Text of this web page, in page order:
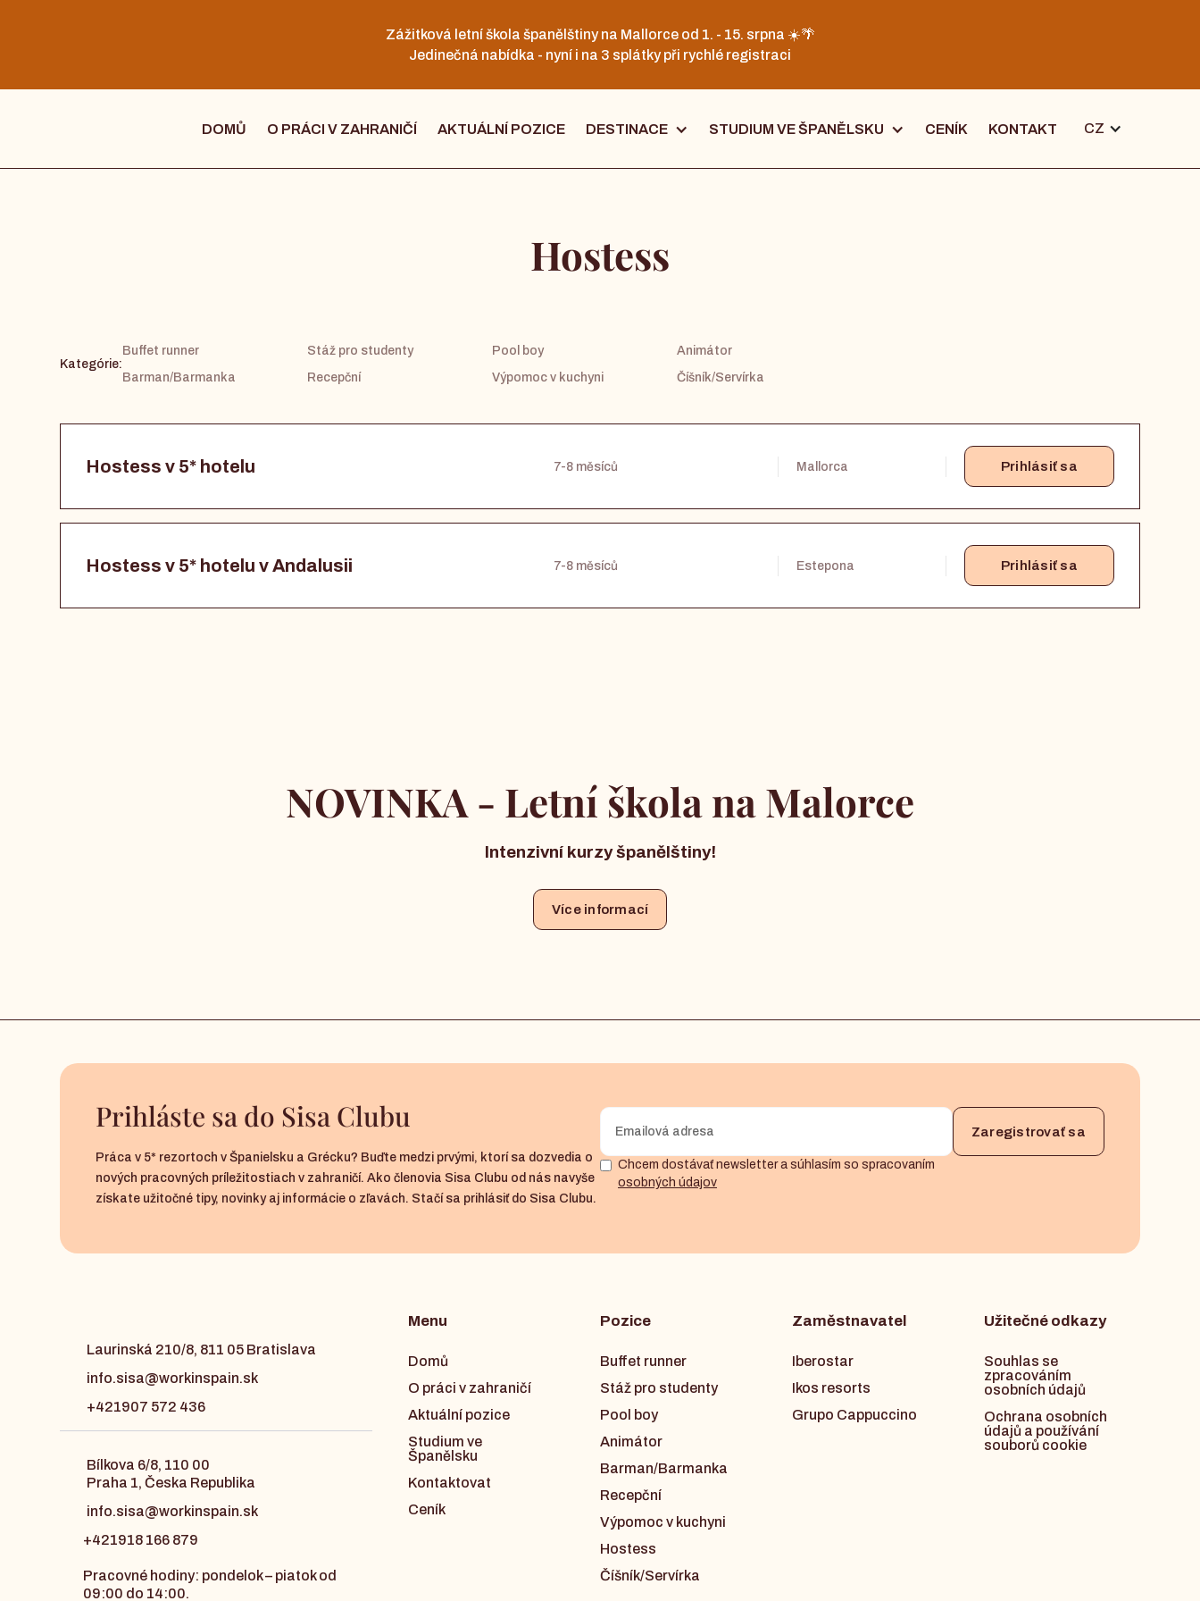
Zážitková letní škola španělštiny na Mallorce od 1. - 15. srpna ☀️🌴
Jedinečná nabídka - nyní i na 3 splátky při rychlé registraci
DOMŮ O PRÁCI V ZAHRANIČÍ AKTUÁLNÍ POZICE DESTINACE STUDIUM VE ŠPANĚLSKU CENÍK KONTAKT CZ
Hostess
Kategórie:
Buffet runner Stáž pro studenty Pool boy
Animátor
Barman/Barmanka
Recepční Výpomoc v kuchyni Číšník/Servírka
Hostess v 5* hotelu 7-8 měsíců Mallorca Prihlásiť sa
Hostess v 5* hotelu v Andalusii 7-8 měsíců Estepona Prihlásiť sa
NOVINKA - Letní škola na Malorce
Intenzivní kurzy španělštiny!
Více informací
Prihláste sa do Sisa Clubu
Práca v 5* rezortoch v Španielsku a Grécku? Buďte medzi prvými, ktorí sa dozvedia o
nových pracovných príležitostiach v zahraničí. Ako členovia Sisa Clubu od nás navyše
získate užitočné tipy, novinky aj informácie o zľavách. Stačí sa prihlásiť do Sisa Clubu.
Chcem dostávať newsletter a súhlasím so spracovaním
osobných údajov
Laurinská 210/8, 811 05 Bratislava
info.sisa@workinspain.sk
+421907 572 436
Bílkova 6/8, 110 00
Praha 1, Česka Republika
info.sisa@workinspain.sk
+421918 166 879
Pracovné hodiny: pondelok – piatok od
09:00 do 14:00.
Menu
Domů
O práci v zahraničí
Aktuální pozice
Studium ve
Španělsku
Kontaktovat
Ceník
Pozice
Buffet runner
Stáž pro studenty
Pool boy
Animátor
Barman/Barmanka
Recepční
Výpomoc v kuchyni
Hostess
Číšník/Servírka
Zaměstnavatel
Iberostar
Ikos resorts
Grupo Cappuccino
Užitečné odkazy
Souhlas se
zpracováním
osobních údajů
Ochrana osobních
údajů a používání
souborů cookie